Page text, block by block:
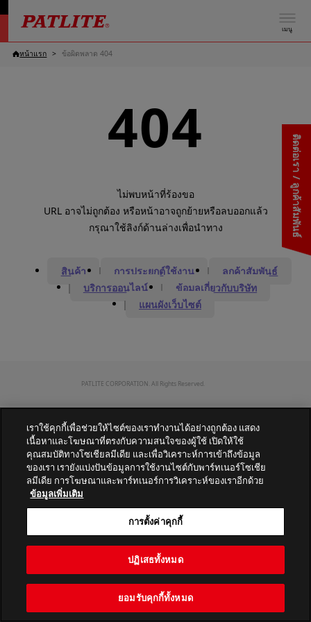
เมนู
ติดต่อเรา / ลูกค้าสัมพันธ์
หน้าแรก ข้อผิดพลาด 404
404
ไม่พบหน้าที่ร้องขอ
URL อาจไม่ถูกต้อง หรือหน้าอาจถูกย้ายหรือลบออกแล้ว
กรุณาใช้ลิงก์ด้านล่างเพื่อนำทาง
สินค้า การประยุกต์ใช้งาน
ลูกค้าสัมพันธ์
บริการออนไลน์
ข้อมูลเกี่ยวกับบริษัท
แผนผังเว็บไซต์
PATLITE CORPORATION. All Rights Reserved.
เราใช้คุกกี้เพื่อช่วยให้ไซต์ของเราทำงานได้อย่างถูกต้อง แสดง
เนื้อหาและโฆษณาที่ตรงกับความสนใจของผู้ใช้ เปิดให้ใช้
คุณสมบัติทางโซเชียลมีเดีย และเพื่อวิเคราะห์การเข้าถึงข้อมูล
ของเรา เรายังแบ่งปันข้อมูลการใช้งานไซต์กับพาร์ทเนอร์โซเชีย
ลมีเดีย การโฆษณาและพาร์ทเนอร์การวิเคราะห์ของเราอีกด้วย
ข้อมูลเพิ่มเติม
การตั้งค่าคุกกี้
ปฏิเสธทั้งหมด
ยอมรับคุกกี้ทั้งหมด